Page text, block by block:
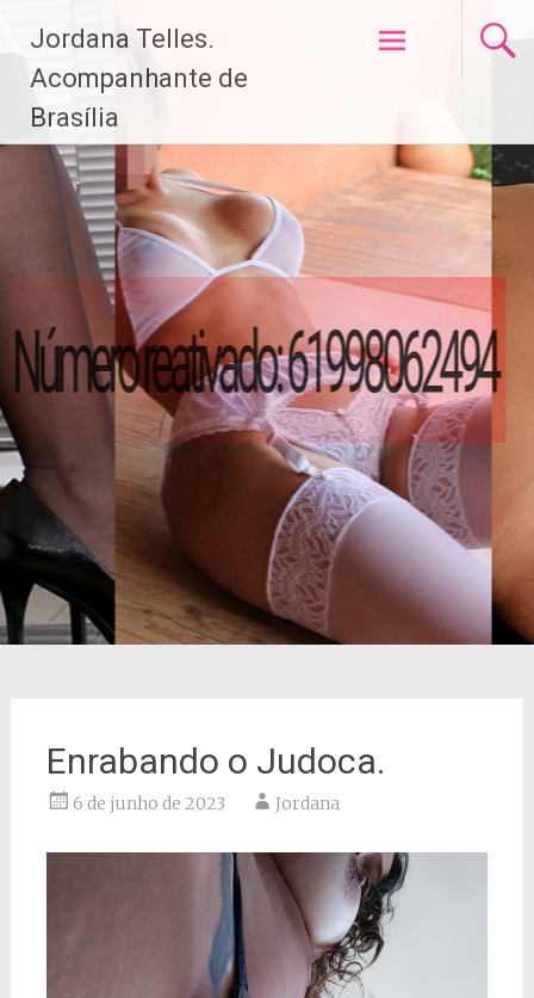
paraJordana Telles.
Acompanhante de
Brasília
Enrabando o Judoca.
6 de junho de 2023 Jordana